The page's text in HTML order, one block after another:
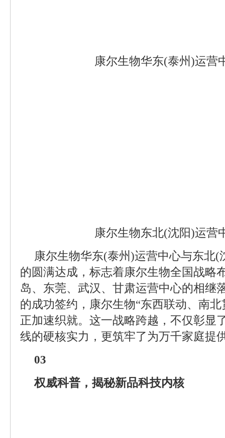
康尔生物华东(泰州)运营
康尔生物东北(沈阳)运营
康尔生物华东(泰州)运营中心与东北(
的圆满达成，标志着康尔生物全国战略
岛、东莞、武汉、甘肃运营中心的相继
的成功签约，康尔生物“东西联动、南
正加速织就。这一战略跨越，不仅彰显
线的硬核实力，更筑牢了为万千家庭提
03
权威科普，揭秘新品科技内核